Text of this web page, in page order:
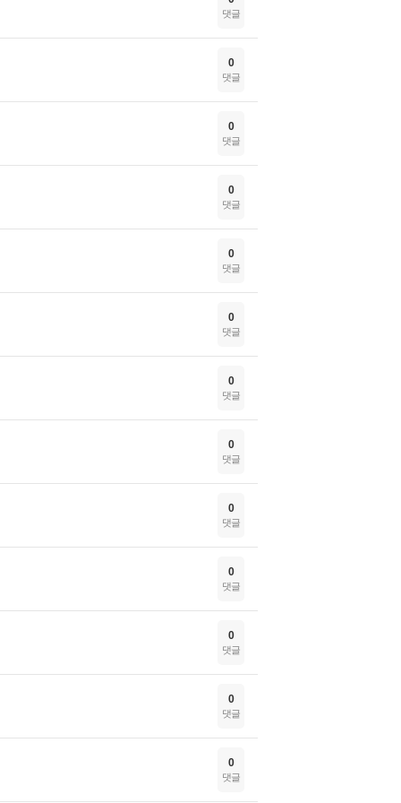
댓글
0
댓글
0
댓글
0
댓글
0
댓글
0
댓글
0
댓글
0
댓글
0
댓글
0
댓글
0
댓글
0
댓글
0
댓글